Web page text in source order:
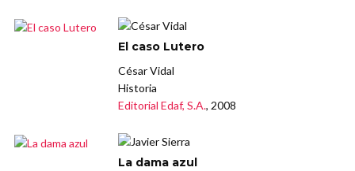
El caso Lutero
César Vidal
Historia
Editorial Edaf, S.A., 2008
La dama azul